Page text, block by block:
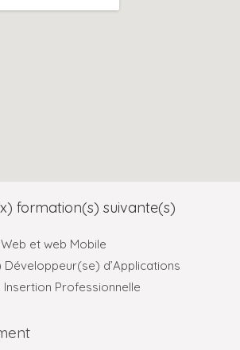
formation(s) suivante(s)
et web Mobile
d’Applications
Professionnelle